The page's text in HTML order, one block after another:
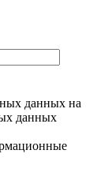
данных на
данных